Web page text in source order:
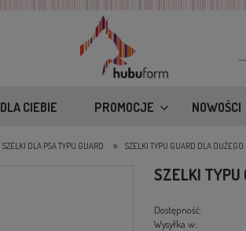
DLA CIEBIE PROMOCJE NOWOŚCI
SZELKI DLA PSA TYPU GUARD » SZELKI TYPU GUARD DLA
SZELKI TYPU
Dostępność:
Wysyłka w: